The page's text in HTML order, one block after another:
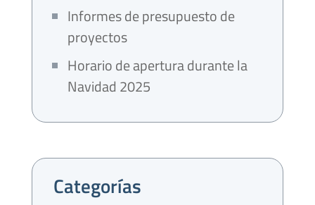
Informes de presupuesto de
proyectos
Horario de apertura durante la
Navidad 2025
Categorías